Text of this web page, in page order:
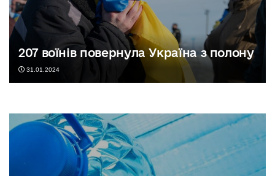
207 воїнів повернула Україна з полону
31.01.2024